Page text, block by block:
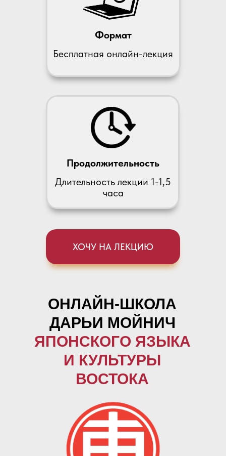
Продолжительность
Бесплатная онлайн-лекция
Длительность лекции 1-1,5
часа
Формат
ХОЧУ НА ЛЕКЦИЮ
ОНЛАЙН-ШКОЛА
ДАРЬИ МОЙНИЧ
ЯПОНСКОГО ЯЗЫКА
И КУЛЬТУРЫ
ВОСТОКА